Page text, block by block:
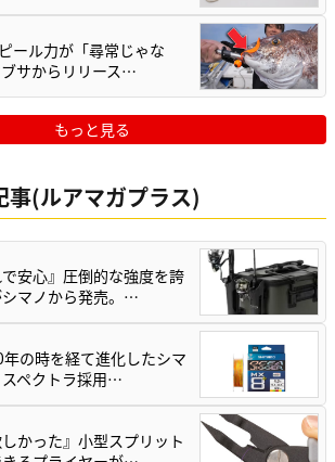
ール力が「尋常じゃな
サからリリース…
もっと見る
事(ルアマガプラス)
で安心』圧倒的な強度を誇
マノから発売。…
の時を経て進化したシマ
スペクトラ採用…
かった』小型スプリット